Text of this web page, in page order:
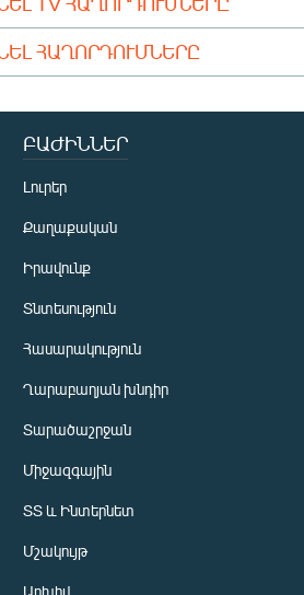
ՀԱՂՈՐԴՈՒՄՆԵՐԸ
ԲԱԺԻՆՆԵՐ
Լուրեր
Քաղաքական
Իրավունք
Տնտեսություն
Հասարակություն
Ղարաբաղյան խնդիր
Տարածաշրջան
Միջազգային
ՏՏ և Ինտերնետ
Մշակույթ
Արխիվ